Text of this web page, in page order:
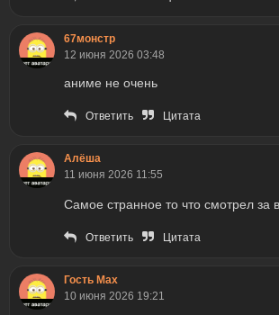
67монстр
12 июня 2026 03:48
аниме не очень
Ответить Цитата
Алёша
11 июня 2026 11:55
Самое странное то что смотрел за
Ответить Цитата
Гость Max
10 июня 2026 19:21